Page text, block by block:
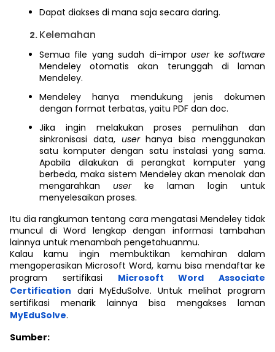
Dapat diakses di mana saja secara daring.
Kelemahan
Semua file yang sudah di-imporuserkesoftware
Mendeley otomatis akan terunggah di laman
Mendeley.
Mendeley hanya mendukung jenis dokumen
dengan format terbatas, yaitu PDF dan doc.
Jika ingin melakukan proses pemulihan dan
sinkronisasi data, userhanya bisa menggunakan
satu komputer dengan satu instalasi yang sama.
Apabila dilakukan di perangkat komputer yang
berbeda, maka sistem Mendeley akan menolak dan
mengarahkan user ke laman login untuk
menyelesaikan proses.
Itu dia rangkuman tentang cara mengatasi Mendeley tidak
muncul di Word lengkap dengan informasi tambahan
lainnya untuk menambah pengetahuanmu.
Kalau kamu ingin membuktikan kemahiran dalam
mengoperasikan Microsoft Word, kamu bisa mendaftar ke
program sertifikasi Microsoft Word Associate
Certification dari MyEduSolve. Untuk melihat program
sertifikasi menarik lainnya bisa mengakses laman
MyEduSolve.
Sumber: